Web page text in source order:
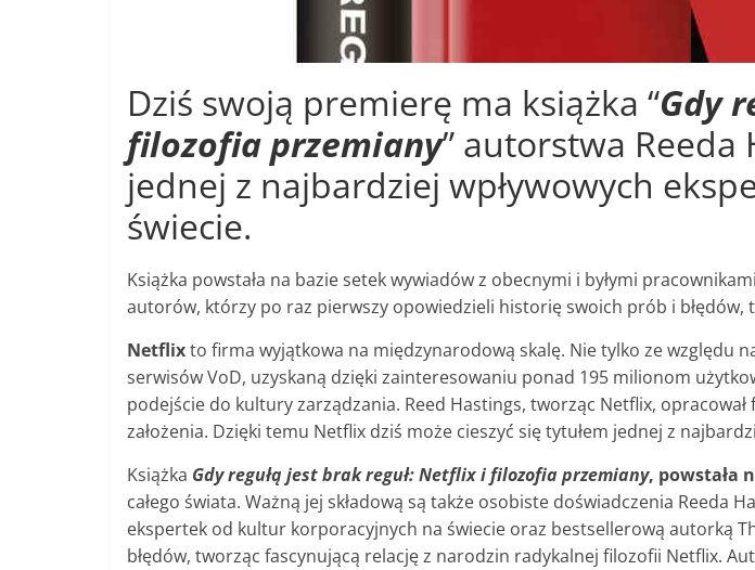
Dziś swoją premierę ma książka “Gdy
filozofia przemiany” autorstwa Reeda
jednej z najbardziej wpływowych
świecie.
Książka powstała na bazie setek wywiadów z obecnymi i byłymi pracownikami
autorów, którzy po raz pierwszy opowiedzieli historię swoich prób i
Netflixto firma wyjątkowa na międzynarodową skalę. Nie tylko ze względu
serwisów VoD, uzyskaną dzięki zainteresowaniu ponad 195 milionom
podejście do kultury zarządzania. Reed Hastings, tworząc Netflix,
założenia. Dzięki temu Netflix dziś może cieszyć się tytułem jednej z
Książka Gdy regułą jest brak reguł: Netflix i filozofia przemiany, powstała
całego świata. Ważną jej składową są także osobiste doświadczenia Reeda
ekspertek od kultur korporacyjnych na świecie oraz bestsellerową autorką
błędów, tworząc fascynującą relację z narodzin radykalnej filozofii Netflix.